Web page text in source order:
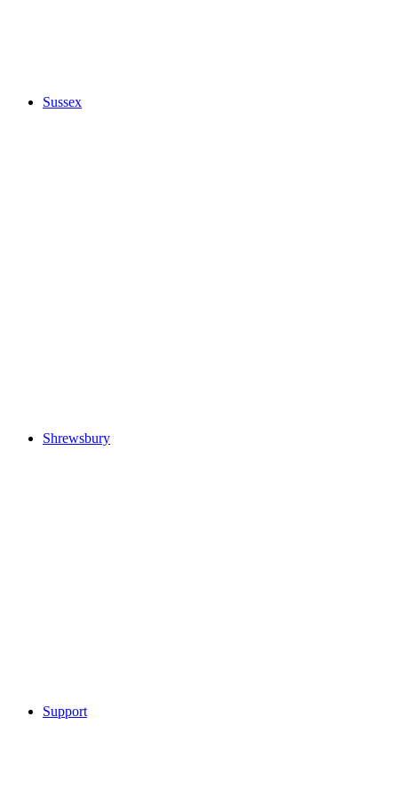
Sussex
Shrewsbury
Support